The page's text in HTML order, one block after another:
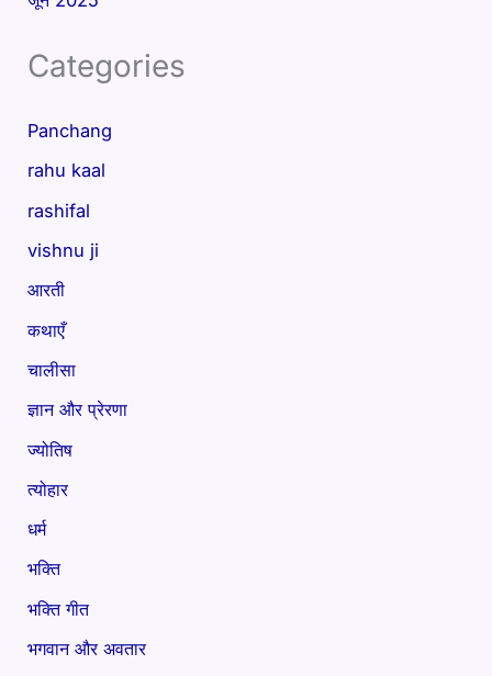
Categories
Panchang
rahu kaal
rashifal
vishnu ji
आरती
कथाएँ
चालीसा
ज्ञान और प्रेरणा
ज्योतिष
त्योहार
धर्म
भक्ति
भक्ति गीत
भगवान और अवतार